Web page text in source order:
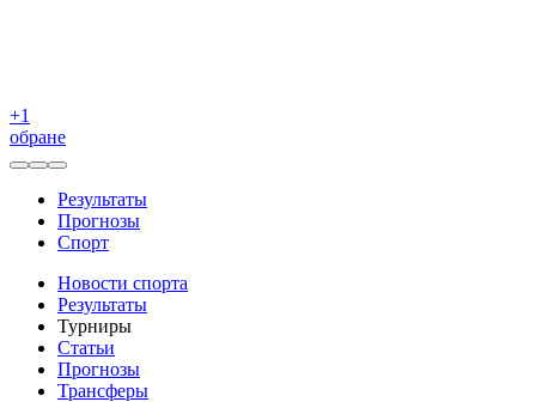
+1
обране
Результаты
Прогнозы
Спорт
Новости спорта
Результаты
Турниры
Статьи
Прогнозы
Трансферы